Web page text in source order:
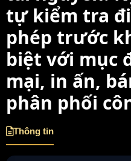
tự kiểm tra
phép trước
biệt với mục
mại, in ấn,
phân phối
Thông tin